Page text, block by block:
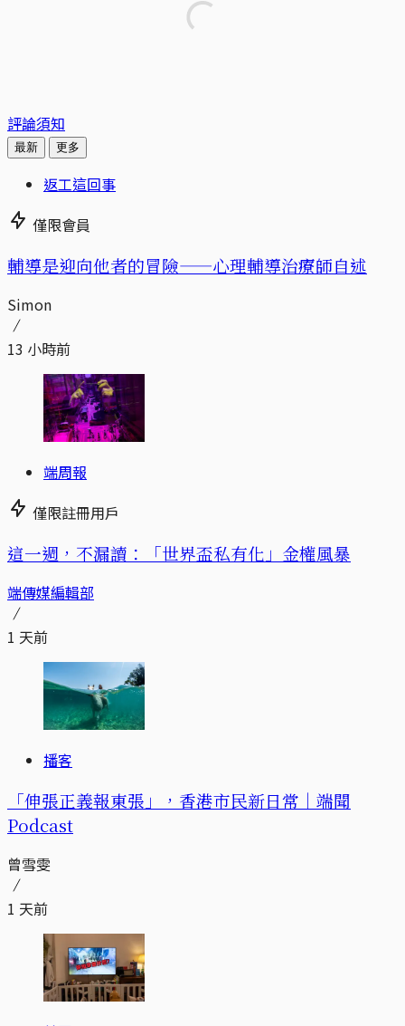
評論須知
最新 更多
返工這回事
僅限會員
輔導是迎向他者的冒險——心理輔導治療師自述
Simon
13 小時前
端周報
僅限註冊用戶
這一週，不漏讀：「世界盃私有化」金權風暴
端傳媒編輯部
1 天前
播客
「伸張正義報東張」，香港市民新日常｜端聞
Podcast
曾雪雯
1 天前